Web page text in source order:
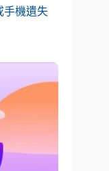
手機遺失